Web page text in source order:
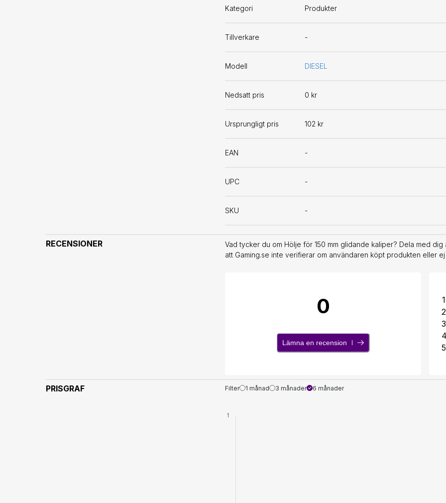
Kategori Produkter
Tillverkare -
Modell DIESEL
Nedsatt pris 0 kr
Ursprungligt pris 102 kr
EAN -
UPC -
SKU -
RECENSIONER
Vad tycker du om Hölje för 150 mm glidande kaliper? Dela med
att Gaming.se inte verifierar om användaren köpt produkten eller ej
0
Lämna en recension
1
2
3
4
5
PRISGRAF Filter 1 månad 3 månader 6 månader